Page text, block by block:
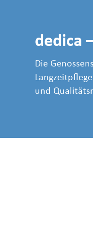
dedica
Die
und